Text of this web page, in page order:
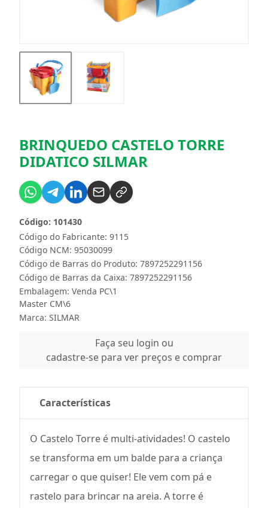
BRINQUEDO CASTELO TORRE
DIDATICO SILMAR
Código do Fabricante: 9115
Código: 101430
Código NCM: 95030099
Código de Barras do Produto: 7897252291156
Código de Barras da Caixa: 7897252291156
Embalagem: Venda PC\1
Master CM\6
Marca: SILMAR
Faça seu login ou
cadastre-se para ver preços e comprar
Características
O Castelo Torre é multi-atividades! O castelo
se transforma em um balde para a criança
carregar o que quiser! Ele vem com pá e
rastelo para brincar na areia. A torre é